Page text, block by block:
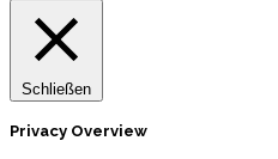
Schließen
Privacy Overview